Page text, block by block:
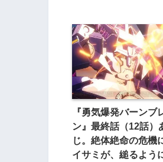
『勇気爆発バーンブ
ン』最終話（12話）
じ。絶体絶命の危機
イサミが、縋るよう